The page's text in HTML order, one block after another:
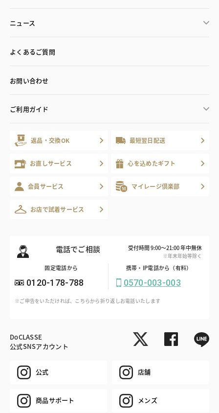
ニュース
よくあるご質問
お問い合わせ
ご利用ガイド
返品・交換OK 最短翌日配送
お直しサービス 心を込めたギフト
会員サービス マイレージ倶楽部
お店で試着サービス
電話でご相談 受付時間 9:00～21:00 年中無休
※年末年始等除く
固定電話から
0120-178-788
携帯・IP電話から（有料）
0570-003-003
※ご申告をいただければ、こちらから折り返しお電話いたします
DoCLASSE
公式SNSアカウント
公式 店舗
商品サポート メンズ